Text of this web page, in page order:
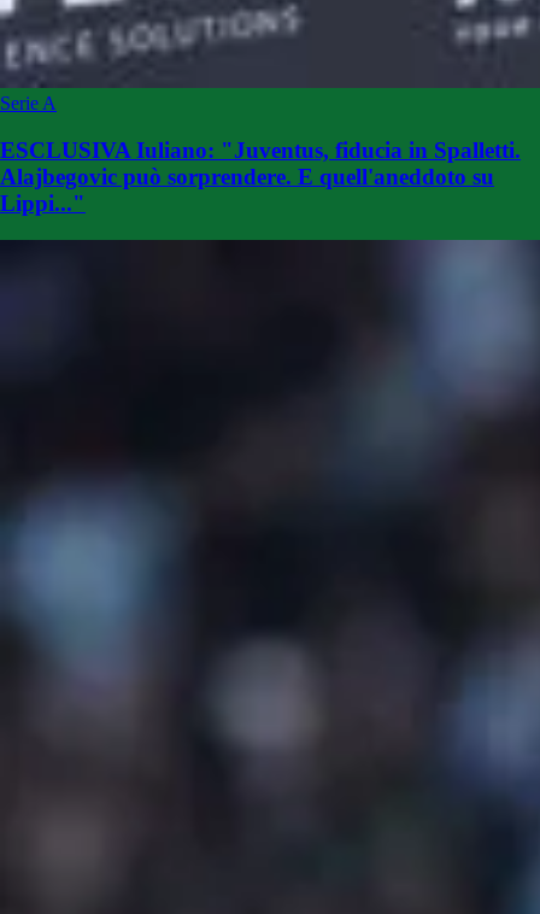
Serie A
ESCLUSIVA Iuliano: "Juventus, fiducia in Spalletti.
Alajbegovic può sorprendere. E quell'aneddoto su
Lippi..."